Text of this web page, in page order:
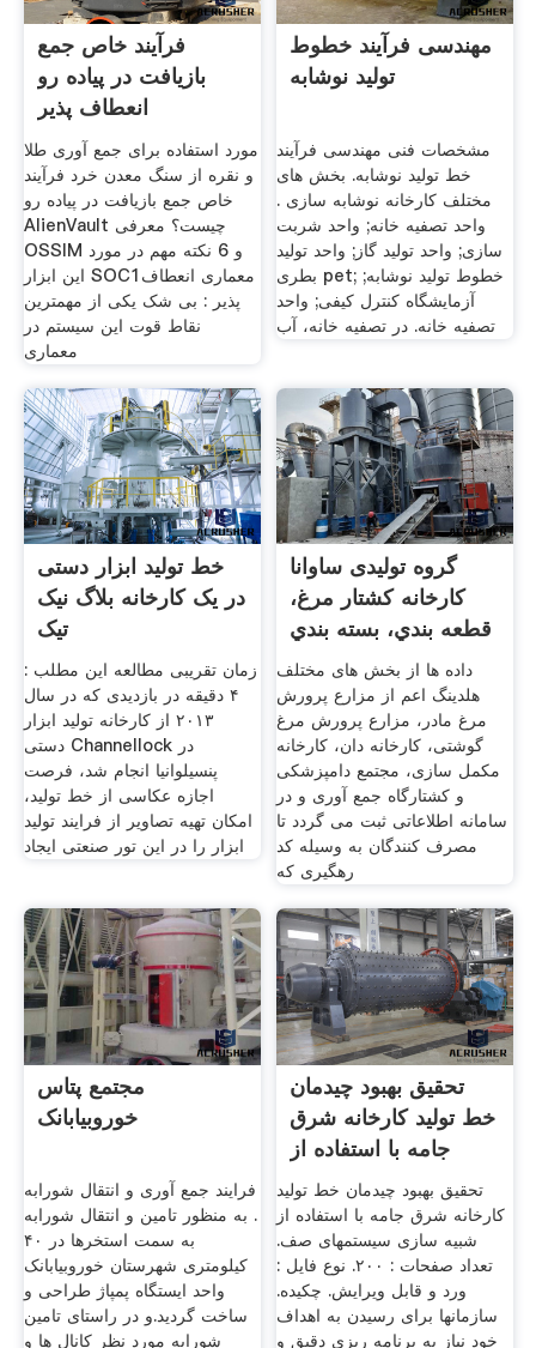
فرآیند خاص جمع
بازیافت در پیاده رو
انعطاف پذیر
مورد استفاده برای جمع آوری طلا
و نقره از سنگ معدن خرد فرآیند
خاص جمع بازیافت در پیاده رو
AlienVault چیست؟ معرفی
OSSIM و 6 نکته مهم در مورد
این ابزار SOC1معماری انعطاف
پذیر : بی شک یکی از مهمترین
نقاط قوت این سیستم در
معماری
مهندسی فرآیند خطوط
تولید نوشابه
مشخصات فنی مهندسی فرآیند
خط تولید نوشابه. بخش های
مختلف کارخانه نوشابه سازی .
واحد تصفیه خانه; واحد شربت
سازی; واحد تولید گاز; واحد تولید
بطری pet; خطوط تولید نوشابه;
آزمایشگاه کنترل کیفی; واحد
تصفیه خانه. در تصفیه خانه، آب
خط تولید ابزار دستی
در یک کارخانه بلاگ نیک
تیک
زمان تقریبی مطالعه این مطلب :
۴ دقیقه در بازدیدی که در سال
۲۰۱۳ از کارخانه تولید ابزار
دستی Channellock در
پنسیلوانیا انجام شد، فرصت
اجازه عکاسی از خط تولید،
امکان تهیه تصاویر از فرایند تولید
ابزار را در این تور صنعتی ایجاد
گروه تولیدی ساوانا
کارخانه كشتار مرغ،
قطعه بندي، بسته بندي
داده ها از بخش های مختلف
هلدینگ اعم از مزارع پرورش
مرغ مادر، مزارع پرورش مرغ
گوشتی، کارخانه دان، کارخانه
مکمل سازی، مجتمع دامپزشکی
و کشتارگاه جمع آوری و در
سامانه اطلاعاتی ثبت می گردد تا
مصرف کنندگان به وسیله کد
رهگیری که
مجتمع پتاس
خوروبیابانک
فرایند جمع آوری و انتقال شورابه
. به منظور تامین و انتقال شورابه
به سمت استخرها در ۴۰
کیلومتری شهرستان خوروبیابانک
واحد ایستگاه پمپاژ طراحی و
ساخت گردید.و در راستای تامین
شورابه مورد نظر کانال ها و
تحقیق بهبود چیدمان
خط تولید کارخانه شرق
جامه با استفاده از
تحقیق بهبود چیدمان خط تولید
کارخانه شرق جامه با استفاده از
شبیه سازی سیستمهای صف.
تعداد صفحات : ۲۰۰. نوع فایل :
ورد و قابل ویرایش. چکیده.
سازمانها برای رسیدن به اهداف
خود نیاز به برنامه ریزی دقیق و